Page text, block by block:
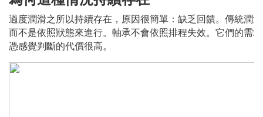
過度潤滑之所以持續存在，原因很簡單：缺乏回饋。傳統潤
而不是依照狀態來進行。軸承不會依照排程失效。它們的需
憑感覺判斷的代價很高。